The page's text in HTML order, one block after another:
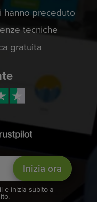
hanno preceduto
tecniche
gratuita
Inizia ora
e inizia subito a